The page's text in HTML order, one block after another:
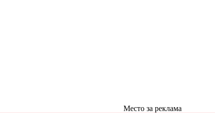
Место за реклама